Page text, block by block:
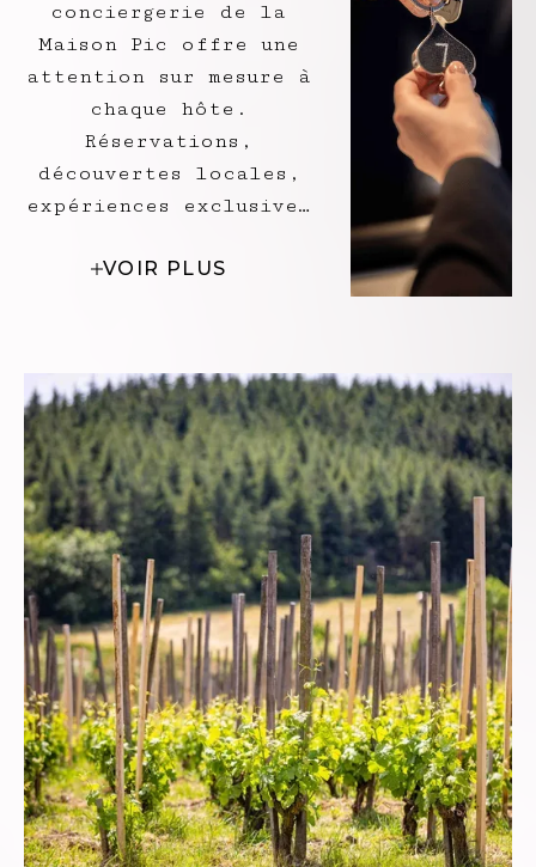
conciergerie de la
Maison Pic offre une
attention sur mesure à
chaque hôte.
Réservations,
découvertes locales,
expériences exclusives
du quotidien : chaque
dévouée veille à
transformer chaque
séjour en un moment
unique et inoubliable.
VOIR PLUS